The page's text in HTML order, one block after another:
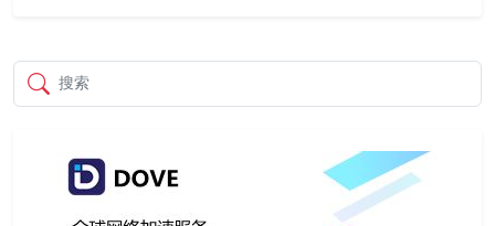
搜索